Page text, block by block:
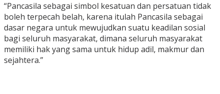
“Pancasila sebagai simbol kesatuan dan persatuan tidak
boleh terpecah belah, karena itulah Pancasila sebagai
dasar negara untuk mewujudkan suatu keadilan sosial
bagi seluruh masyarakat, dimana seluruh masyarakat
memiliki hak yang sama untuk hidup adil, makmur dan
sejahtera.”